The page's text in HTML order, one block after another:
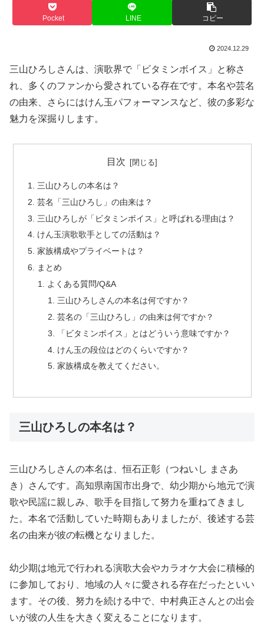
Pocket LINE コピー
2024.12.29
三山ひろしさんは、演歌界で「ビタミンボイス」と称さ
れ、多くのファンから愛されている存在です。本名や芸名
の由来、さらにはけん玉パフォーマンスなど、彼の多彩な
魅力を深掘りします。
目次
三山ひろしの本名は？
芸名「三山ひろし」の由来は？
三山ひろしが「ビタミンボイス」と呼ばれる理由は？
けん玉演歌歌手としての活動は？
家族構成やプライベートは？
まとめ
よくある質問/Q&A
三山ひろしさんの本名は何ですか？
芸名の「三山ひろし」の由来は何ですか？
「ビタミンボイス」とはどういう意味ですか？
けん玉の段位はどのくらいですか？
家族構成を教えてください。
三山ひろしの本名は？
三山ひろしさんの本名は、恒石正彰（つねいし まさあ
き）さんです。高知県南国市出身で、幼少期から地元で演
歌や民謡に親しみ、歌手を目指して努力を重ねてきまし
た。本名で活動していた時期もありましたが、後述する芸
名の由来が彼の転機となりました。
幼少期は地元で行われる演歌大会やカラオケ大会に積極的
に参加しており、地域の人々に愛される存在だったといい
ます。その後、努力を続ける中で、中村典正さんとの出会
いが彼の人生を大きく変えることになります。